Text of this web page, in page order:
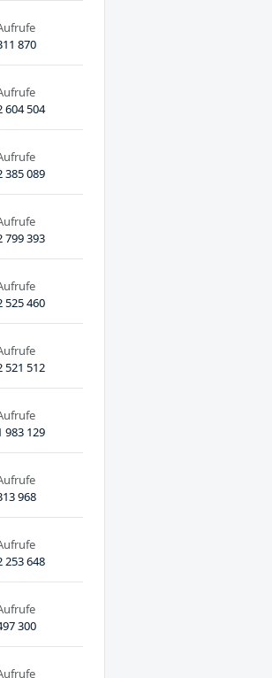
870
604 504
385 089
799 393
525 460
521 512
983 129
968
253 648
300